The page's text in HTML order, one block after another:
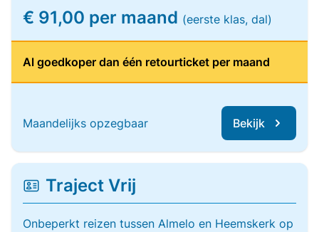
€ 91,00 per maand (eerste klas, dal)
Al goedkoper dan één retourticket per maand
Maandelijks opzegbaar Bekijk
Traject Vrij
Onbeperkt reizen tussen Almelo en Heemskerk op